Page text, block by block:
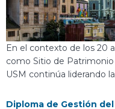
En el contexto de los 20
como Sitio de
USM continúa liderando
Diploma de Gestión